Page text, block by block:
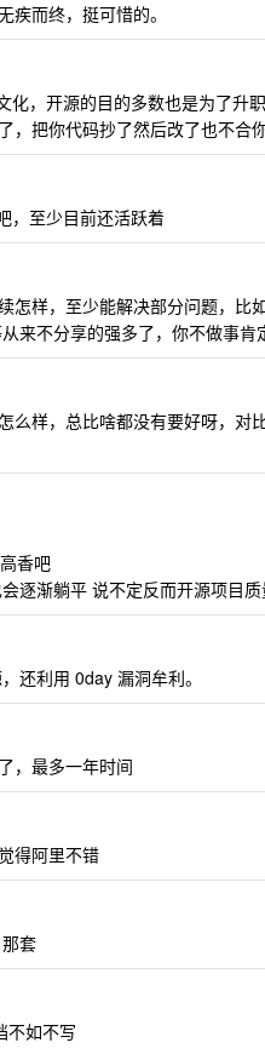
疾而终，挺可惜的。
化，开源的目的多数也是为了升
把你代码抄了然后改了也不合你
，至少目前还活跃着
怎样，至少能解决部分问题，
来不分享的强多了，你不做事
么样，总比啥都没有要好呀，对
香吧
逐渐躺平 说不定反而开源项目
还利用 0day 漏洞牟利。
，最多一年时间
得阿里不错
套
不如不写